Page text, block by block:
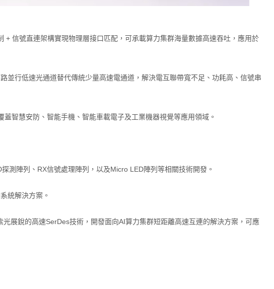
信號直連架構實現物理層接口匹配，可承載算力集群海量數據高速吞吐，應用於
行低速光通道替代傳統少量高速電通道，解決電互聯帶寬不足、功耗高、信號串
智慧安防、智能手機、智能車載電子及工業機器視覺等應用領域。
測陣列、RX信號處理陣列，以及Micro LED陣列等相關技術開發。
統解決方案。
展銳的高速SerDes技術，開發面向AI算力集群短距離高速互連的解決方案，可應